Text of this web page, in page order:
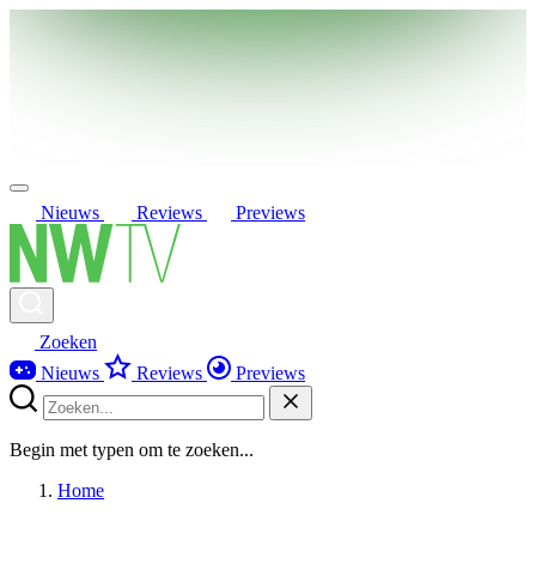
Nieuws Reviews Previews
Zoeken
Nieuws
Reviews Previews
Begin met typen om te zoeken...
Home